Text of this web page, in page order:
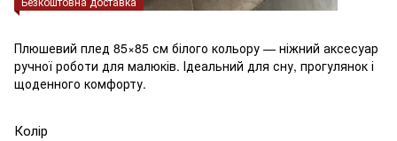
Плюшевий плед 85×85 см білого кольору — ніжний аксесуар
ручної роботи для малюків. Ідеальний для сну, прогулянок і
щоденного комфорту.
Колір